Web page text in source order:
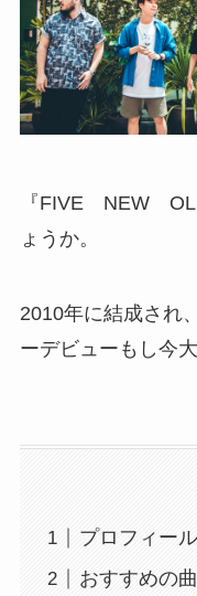
『FIVE NEW
ょうか。
2010年に結成され
ーデビューもし今
プロフィール
おすすめの曲